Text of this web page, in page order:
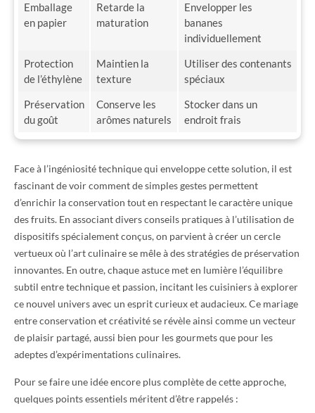
Emballage
en papier
Retarde la
maturation
Envelopper les
bananes
individuellement
Protection
de l’éthylène
Maintien la
texture
Utiliser des contenants
spéciaux
Préservation
du goût
Conserve les
arômes naturels
Stocker dans un
endroit frais
Face à l’ingéniosité technique qui enveloppe cette solution, il est
fascinant de voir comment de simples gestes permettent
d’enrichir la conservation tout en respectant le caractère unique
des fruits. En associant divers conseils pratiques à l’utilisation de
dispositifs spécialement conçus, on parvient à créer un cercle
vertueux où l’art culinaire se mêle à des stratégies de préservation
innovantes. En outre, chaque astuce met en lumière l’équilibre
subtil entre technique et passion, incitant les cuisiniers à explorer
ce nouvel univers avec un esprit curieux et audacieux. Ce mariage
entre conservation et créativité se révèle ainsi comme un vecteur
de plaisir partagé, aussi bien pour les gourmets que pour les
adeptes d’expérimentations culinaires.
Pour se faire une idée encore plus complète de cette approche,
quelques points essentiels méritent d’être rappelés :